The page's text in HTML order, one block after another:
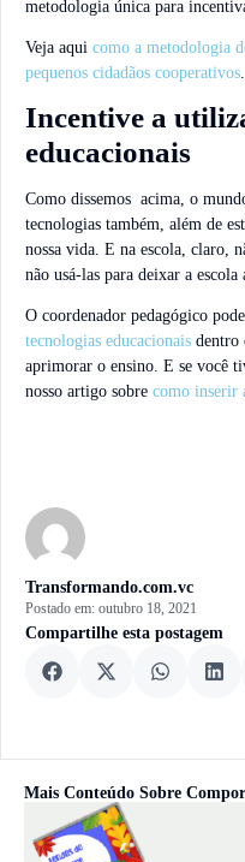
Transformando.com.vc
Postado em: outubro 18, 2021
Compartilhe esta postagem
metodologia única para
Veja aqui como a metodologia
pequenos cidadãos cooperativos
Incentive a
educacionais
Como dissemos acima, o
tecnologias também, além de
nossa vida. E na escola, claro,
não usá-las para deixar a
O coordenador pedagógico
tecnologias educacionais dentro
aprimorar o ensino. E se você
nosso artigo sobre como inserir
Mais Conteúdo Sobre